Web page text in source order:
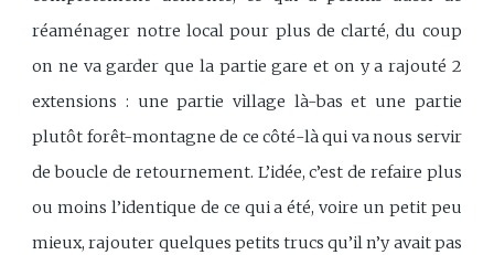
réaménager notre local pour plus de clarté, du coup
on ne va garder que la partie gare et on y a rajouté 2
extensions : une partie village là-bas et une partie
plutôt forêt-montagne de ce côté-là qui va nous servir
de boucle de retournement. L’idée, c’est de refaire plus
ou moins l’identique de ce qui a été, voire un petit peu
mieux, rajouter quelques petits trucs qu’il n’y avait pas